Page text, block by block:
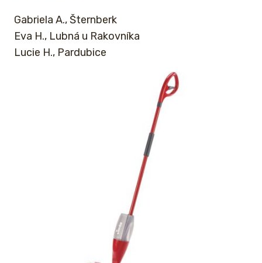
Gabriela A., Šternberk
Eva H., Lubná u Rakovníka
Lucie H., Pardubice